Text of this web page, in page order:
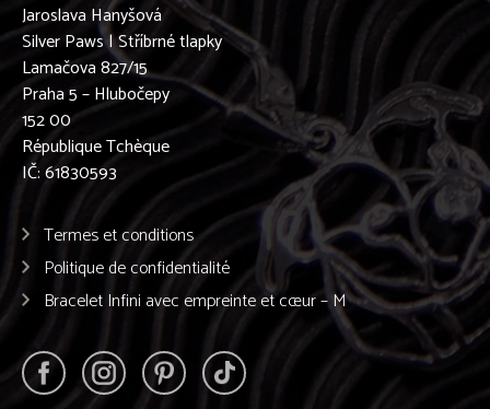
Jaroslava Hanyšová
Silver Paws | Stříbrné tlapky
Lamačova 827/15
Praha 5 – Hlubočepy
152 00
République Tchèque
IČ: 61830593
Termes et conditions
Politique de confidentialité
Bracelet Infini avec empreinte et cœur – M